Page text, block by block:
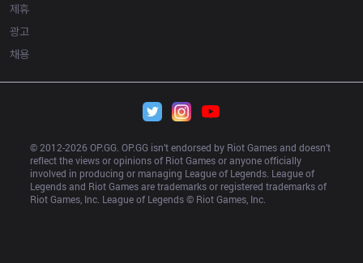
제휴
광고
채용
© 2012-2026 OP.GG. OP.GG isn’t endorsed by Riot Games and doesn’t
reflect the views or opinions of Riot Games or anyone officially
involved in producing or managing League of Legends. League of
Legends and Riot Games are trademarks or registered trademarks of
Riot Games, Inc. League of Legends © Riot Games, Inc.